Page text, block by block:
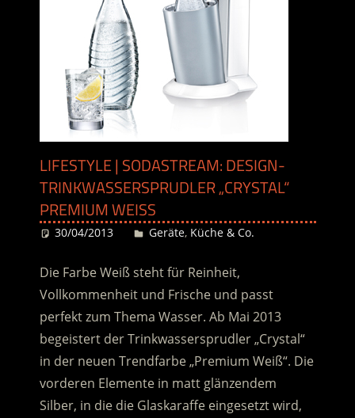
LIFESTYLE | SODASTREAM: DESIGN-
TRINKWASSERSPRUDLER „CRYSTAL“
PREMIUM WEISS
30/04/2013 Desiree
Geräte, Küche & Co.
Die Farbe Weiß steht für Reinheit,
Vollkommenheit und Frische und passt
perfekt zum Thema Wasser. Ab Mai 2013
begeistert der Trinkwassersprudler „Crystal“
in der neuen Trendfarbe „Premium Weiß“. Die
vorderen Elemente in matt glänzendem
Silber, in die die Glaskaraffe eingesetzt wird,